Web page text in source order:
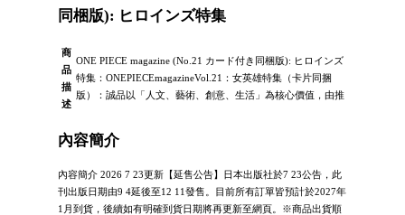
同梱版): ヒロインズ特集
商
品
描
述
ONE PIECE magazine (No.21 カード付き同梱版): ヒロインズ
特集：ONEPIECEmagazineVol.21：女英雄特集（卡片同捆
版）：誠品以「人文、藝術、創意、生活」為核心價值，由推
內容簡介
內容簡介 2026 7 23更新【延售公告】日本出版社於7 23公告，此
刊出版日期由9 4延後至12 11發售。目前所有訂單皆預計於2027年
1月到貨，後續如有明確到貨日期將再更新至網頁。※商品出貨順